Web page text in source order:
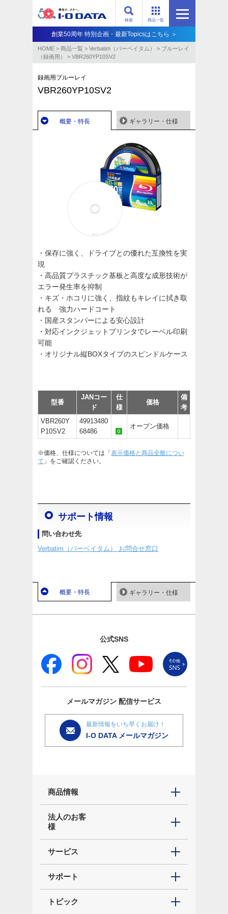
商品一覧
検索
創業50周年 特別企画・最新Topicsはこちら ＞
HOME > 商品一覧 > Verbatim（バーベイタム） > ブルーレイ
（録画用）
> VBR260YP10SV2
録画用ブルーレイ
VBR260YP10SV2
概要・特長 ギャラリー・仕様
・保存に強く、ドライブとの優れた互換性を実
現
・高品質プラスチック基板と高度な成形技術が
エラー発生率を抑制
・キズ・ホコリに強く、指紋もキレイに拭き取
れる 強力ハードコート
・国産スタンパーによる安心設計
・対応インクジェットプリンタでレーベル印刷
可能
・オリジナル縦BOXタイプのスピンドルケース
型番
JANコー
ド
仕
様
価格
備
考
VBR260Y
P10SV2
49913480
68486
オープン価格
※価格、仕様については「 表示価格と商品全般につい
て 」をご確認ください。
サポート情報
問い合わせ先
Verbatim（バーベイタム） お問合せ窓口
概要・特長 ギャラリー・仕様
公式SNS
メールマガジン 配信サービス
最新情報をいち早くお届け！
I-O DATA メールマガジン
商品情報
法人のお客
様
サービス
サポート
トピック